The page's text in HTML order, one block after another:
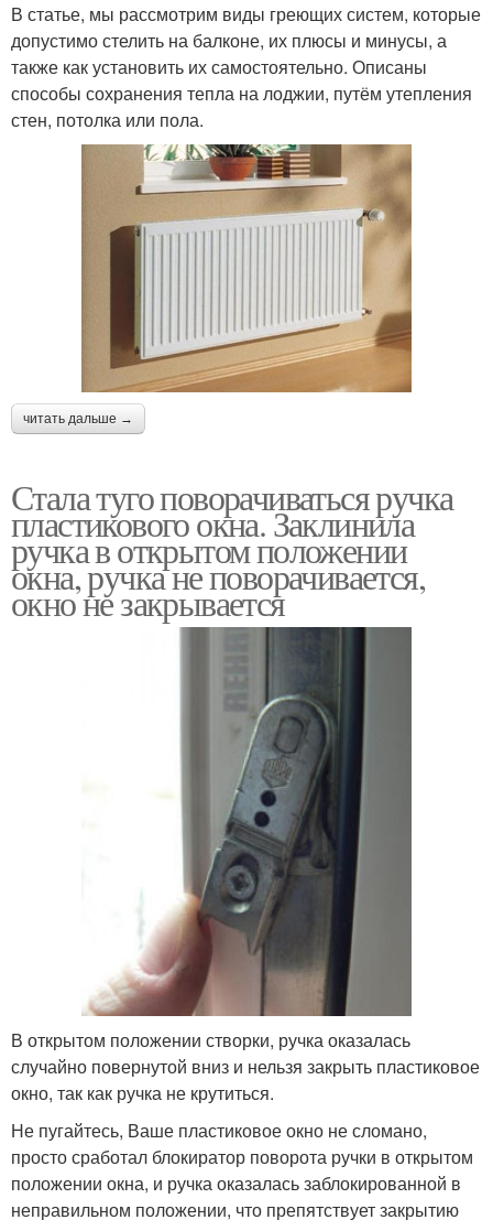
В статье, мы рассмотрим виды греющих систем, которые
допустимо стелить на балконе, их плюсы и минусы, а
также как установить их самостоятельно. Описаны
способы сохранения тепла на лоджии, путём утепления
стен, потолка или пола.
читать дальше →
Стала туго поворачиваться ручка
пластикового окна. Заклинила
ручка в открытом положении
окна, ручка не поворачивается,
окно не закрывается
В открытом положении створки, ручка оказалась
случайно повернутой вниз и нельзя закрыть пластиковое
окно, так как ручка не крутиться.
Не пугайтесь, Ваше пластиковое окно не сломано,
просто сработал блокиратор поворота ручки в открытом
положении окна, и ручка оказалась заблокированной в
неправильном положении, что препятствует закрытию